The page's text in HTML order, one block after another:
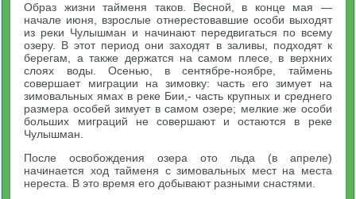
Образ жизни тайменя таков. Весной, в конце мая —
начале июня, взрослые отнерестовавшие особи выходят
из реки Чулышман и начинают передвигаться по всему
озеру. В этот период они заходят в заливы, подходят к
берегам, а также держатся на самом плесе, в верхних
слоях воды. Осенью, в сентябре-ноябре, таймень
совершает миграции на зимовку: часть его зимует на
зимовальных ямах в реке Бии,- часть крупных и среднего
размера особей зимует в самом озере; мелкие же особи
больших миграций не совершают и остаются в реке
Чулышман.
После освобождения озера ото льда (в апреле)
начинается ход тайменя с зимовальных мест на места
нереста. В это время его добывают разными снастями.